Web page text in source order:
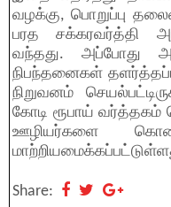
வழக்கு, பொறுப்பு
பரத சக்கரவர்த்தி
வந்தது. அப்போது
நிபந்தனைகள்
நிறுவனம்
கோடி ரூபாய் வர்த்தகம்
ஊழியர்களை
Share: